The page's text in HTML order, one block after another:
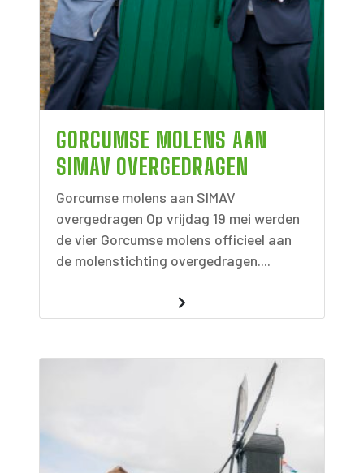
GORCUMSE MOLENS AAN
SIMAV OVERGEDRAGEN
Gorcumse molens aan SIMAV
overgedragen Op vrijdag 19 mei werden
de vier Gorcumse molens officieel aan
de molenstichting overgedragen....